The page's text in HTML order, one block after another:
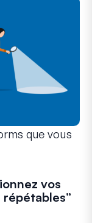
que vous
vos
répétables”